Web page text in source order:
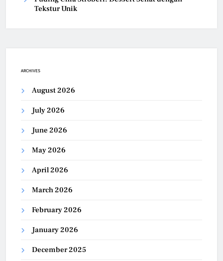
Tekstur Unik
ARCHIVES
August 2026
July 2026
June 2026
May 2026
April 2026
March 2026
February 2026
January 2026
December 2025